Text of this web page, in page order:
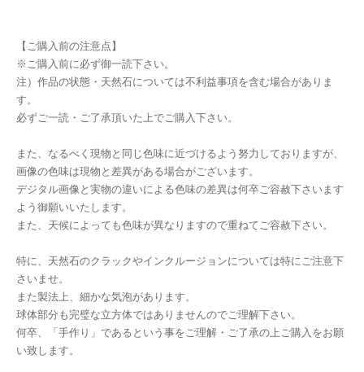
【ご購入前の注意点】
※ご購入前に必ず御一読下さい。
注）作品の状態・天然石については不利益事項を含む場合がありま
す。
必ずご一読・ご了承頂いた上でご購入下さい。
また、なるべく現物と同じ色味に近づけるよう努力しておりますが、
画像の色味は現物と差異がある場合がございます。
デジタル画像と実物の違いによる色味の差異は何卒ご容赦下さいます
よう御願いいたします。
また、天候によっても色味が異なりますので重ねてご容赦下さい。
特に、天然石のクラックやインクルージョンについては特にご注意下
さいませ。
また製法上、細かな気泡があります。
球体部分も完璧な立方体ではありませんのでご理解下さい。
何卒、「手作り」であるという事をご理解・ご了承の上ご購入をお願
い致します。